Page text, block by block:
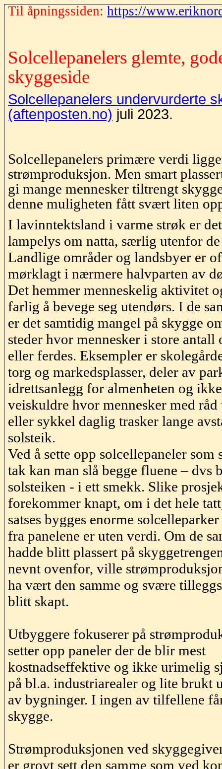
Til åpningssiden:https://
Solcellepanelers glemte,
skyggeside
Solcellepanelers undervurderte
(aftenposten.no) juli 2023.
Solcellepanelers primære verdi
strømproduksjon. Men smart
gi mange mennesker tiltrengt
denne muligheten fått svært liten
I lavinntektsland i varme strøk er
lampelys om natta, særlig utenfor
Landlige områder og landsbyer er
mørklagt i nærmere halvparten av
Det hemmer menneskelig aktivitet
farlig å bevege seg utendørs. I de
er det samtidig mangel på skygge
steder hvor mennesker i store antall
eller ferdes. Eksempler er
torg og markedsplasser, deler av
idrettsanlegg for almenheten og
veiskuldre hvor mennesker med
eller sykkel daglig trasker lange
solsteik.
Ved å sette opp solcellepaneler som
tak kan man slå begge fluene – dvs
solsteiken - i ett smekk. Slike
forekommer knapt, om i det hele
satses bygges enorme
fra panelene er uten verdi. Om de
hadde blitt plassert på
nevnt ovenfor, ville
ha vært den samme og svære
blitt skapt.
Utbyggere fokuserer på
setter opp paneler der de blir mest
kostnadseffektive og ikke urimelig
på bl.a. industriarealer og lite brukt
av bygninger. I ingen av tilfellene
skygge.
Strømproduksjonen ved
er grovt sett den samme som ved